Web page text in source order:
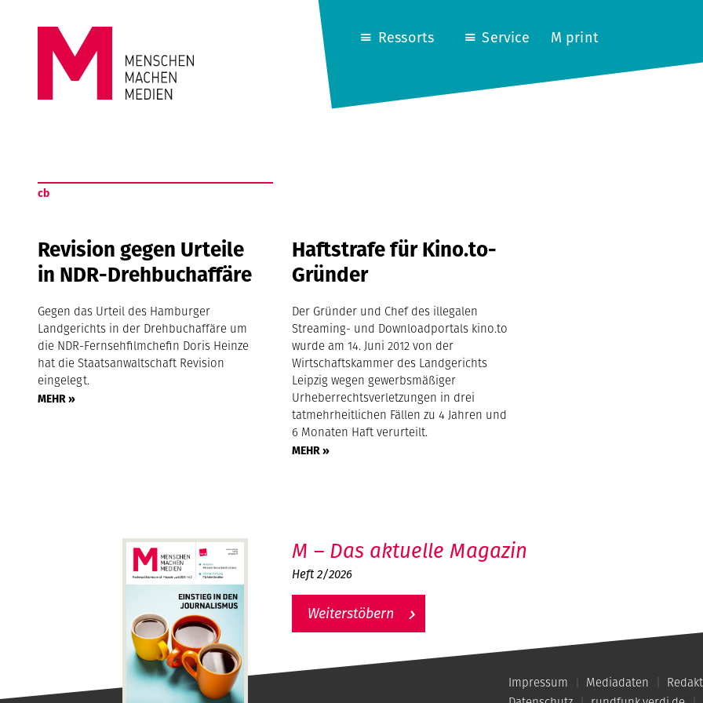
MACHEN
MEDIEN
Ressorts Service M print
cb
Revision gegen Urteile
in NDR-Drehbuchaffäre
Gegen das Urteil des Hamburger
Landgerichts in der Drehbuchaffäre um
die NDR-Fernsehfilmchefin Doris Heinze
hat die Staatsanwaltschaft Revision
eingelegt.
MEHR »
Haftstrafe für Kino.to-
Gründer
Der Gründer und Chef des illegalen
Streaming- und Downloadportals kino.to
wurde am 14. Juni 2012 von der
Wirtschaftskammer des Landgerichts
Leipzig wegen gewerbsmäßiger
Urheberrechtsverletzungen in drei
tatmehrheitlichen Fällen zu 4 Jahren und
6 Monaten Haft verurteilt.
MEHR »
M – Das aktuelle Magazin
Heft 2/2026
Weiterstöbern
Impressum Mediadaten